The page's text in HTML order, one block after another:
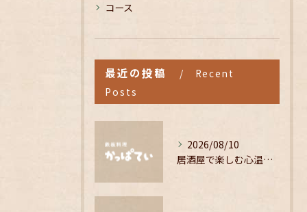
コース
最近の投稿
Recent
Posts
2026/08/10
居酒屋で楽しむ心温まる飲み放題体験